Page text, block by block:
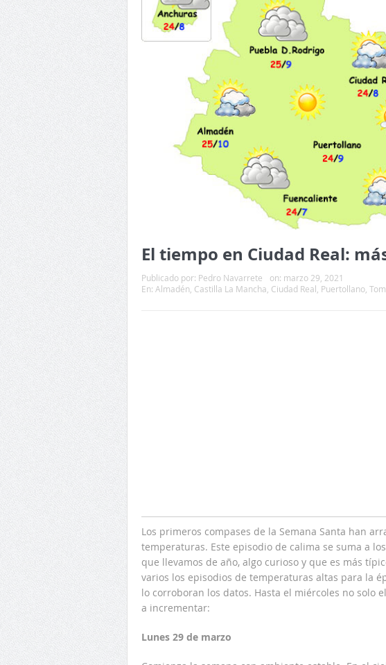
El tiempo en Ciudad Real:
Publicado por: Pedro Navarrete on: marzo 29, 2021
En: Almadén Castilla La Mancha Ciudad Real Puertollano
Los primeros compases de la Semana Santa han
temperaturas. Este episodio de calima se suma a
que llevamos de año, algo curioso y que es más
varios los episodios de temperaturas altas para la
lo corroboran los datos. Hasta el miércoles no solo
a incrementar:
Lunes 29 de marzo